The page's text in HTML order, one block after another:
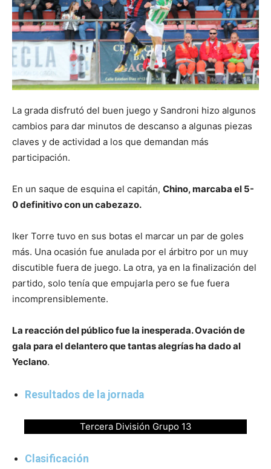
La grada disfrutó del buen juego y Sandroni hizo algunos
cambios para dar minutos de descanso a algunas piezas
claves y de actividad a los que demandan más
participación.
En un saque de esquina el capitán, Chino, marcaba el 5-
0 definitivo con un cabezazo.
Iker Torre tuvo en sus botas el marcar un par de goles
más. Una ocasión fue anulada por el árbitro por un muy
discutible fuera de juego. La otra, ya en la finalización del
partido, solo tenía que empujarla pero se fue fuera
incomprensiblemente.
La reacción del público fue la inesperada. Ovación de
gala para el delantero que tantas alegrías ha dado al
Yeclano.
Resultados de la jornada
Tercera División Grupo 13
Clasificación